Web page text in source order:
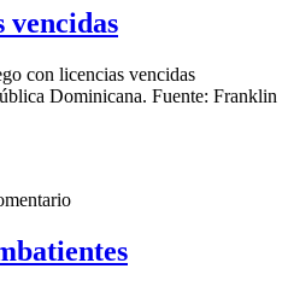
vencidas
con licencias vencidas
Dominicana. Fuente: Franklin